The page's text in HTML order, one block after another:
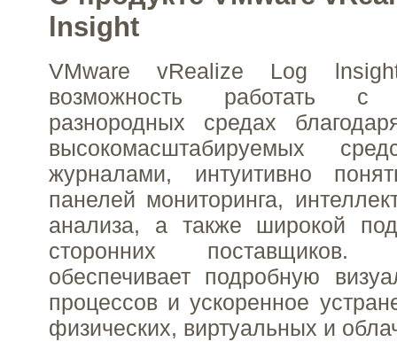
lnsight
VMware vRealize Log lnsight
возможность работать
разнородных средах
высокомасштабируемых
журналами, интуитивно
панелей мониторинга,
анализа, а также широкой
сторонних
обеспечивает подробную
процессов и ускоренное
физических, виртуальных и